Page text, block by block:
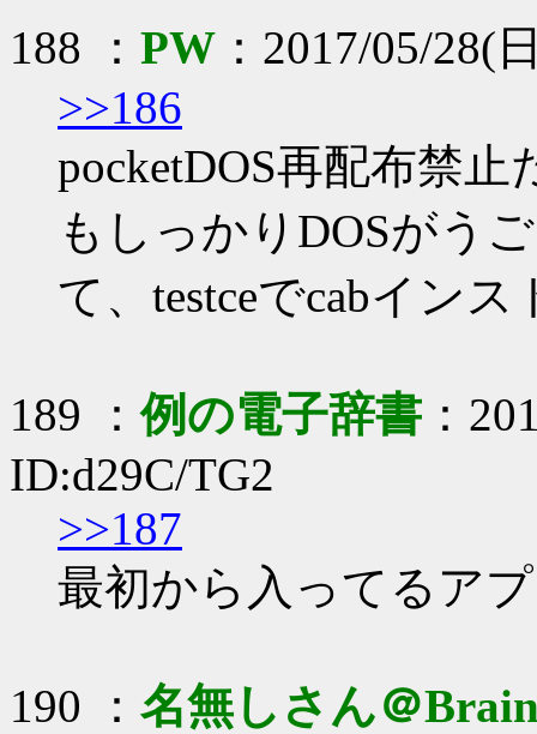
188 ： PW ：2017/05/28(
>>186
pocketDOS再配布禁
もしっかりDOSがう
て、testceでcabイン
189 ：例の電子辞書 ：
ID:d29C/TG2
>>187
最初から入ってるア
190 ： 名無しさん＠